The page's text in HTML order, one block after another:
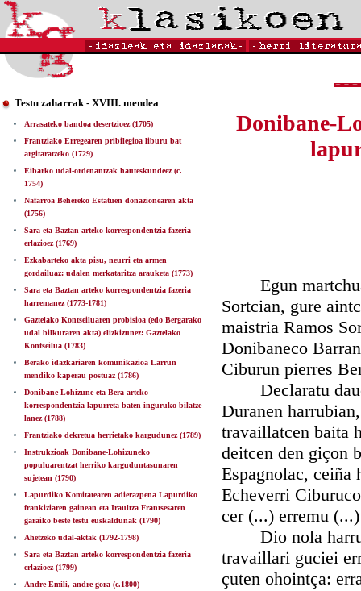
Testu zaharrak - XVIII. mendea
Arrasateko bandoa desertzioez (1705)
Frantziako Erregearen pribilegioa liburu bat
argitaratzeko (1729)
Eibarko udal-ordenantzak hauteskundeez (c.
1754)
Nafarroa Behereko Estatuen donazionearen akta
(1756)
Sara eta Baztan arteko korrespondentzia fazeria
erlazioez (1769)
Ezkabarteko akta pisu, neurri eta armen
gordailuaz: udalen merkataritza arauketa (1773)
Sara eta Baztan arteko korrespondentzia fazeria
harremanez (1773-1781)
Gaztelako Kontseiluaren probisioa (edo Bergarako
udal bilkuraren akta) elizkizunez: Gaztelako
Kontseilua (1783)
Berako idazkariaren komunikazioa Larrun
mendiko kaperau postuaz (1786)
Donibane-Lohizune eta Bera arteko
korrespondentzia lapurreta baten inguruko bilatze
lanez (1788)
Frantziako dekretua herrietako kargudunez (1789)
Instrukzioak Donibane-Lohizuneko
populuarentzat herriko karguduntasunaren
sujetean (1790)
Lapurdiko Komitatearen adierazpena Lapurdiko
frankiziaren gainean eta Iraultza Frantsesaren
garaiko beste testu euskaldunak (1790)
Ahetzeko udal-aktak (1792-1798)
Sara eta Baztan arteko korrespondentzia fazeria
erlazioez (1799)
Andre Emili, andre gora (c.1800)
Donibane-
Egun
Sortcian, gure
maistria Ramos
Donibaneco
Ciburun pierres
Declaratu daucu
Duranen
travaillatcen baita
deitcen den giçon
Espagnolac, ceiña
Echeverri
cer (...) erremu (...)
Dio nola
travaillari guciei
çuten ohointça: